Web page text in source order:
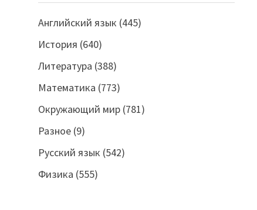
Английский язык (445)
История (640)
Литература (388)
Математика (773)
Окружающий мир(781)
Разное(9)
Русский язык (542)
Физика (555)